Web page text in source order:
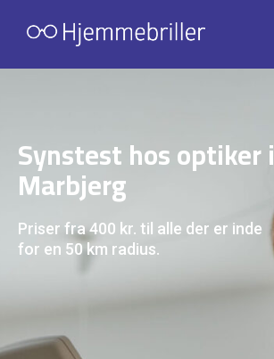
Synstest hos optiker i
Marbjerg
Priser fra 400 kr. til alle der er inde
for en 50 km radius.